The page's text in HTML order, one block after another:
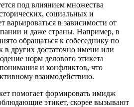
под влиянием множества
социальных и
в зависимости от
и даже страны. Например, в
обращаться к собеседнику по
в других достаточно имени или
норм делового этикета
и конфликтов, что
взаимодействию.
помогает формировать имидж
этикет, скорее вызывают